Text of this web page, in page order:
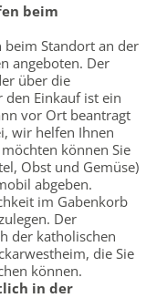
beim
Standort an der
angeboten. Der
über die
den Einkauf ist ein
vor Ort beantragt
wir helfen Ihnen
können Sie
Obst und Gemüse)
abgeben.
im Gabenkorb
Der
der katholischen
die Sie
können.
in der